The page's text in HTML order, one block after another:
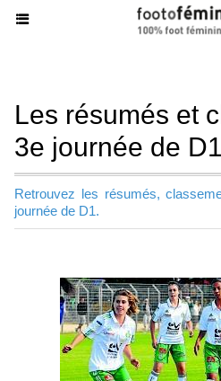
Les résumés et
3e journée de D1
Retrouvez les résumés,
journée de D1.